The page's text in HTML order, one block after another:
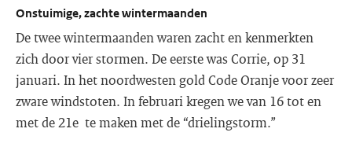
Onstuimige, zachte wintermaanden
De twee wintermaanden waren zacht en kenmerkten
zich door vier stormen. De eerste was Corrie, op 31
januari. In het noordwesten gold Code Oranje voor zeer
zware windstoten. In februari kregen we van 16 tot en
met de 21e te maken met de “drielingstorm.”